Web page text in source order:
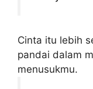
Cinta itu lebih
pandai dalam
menusukmu.